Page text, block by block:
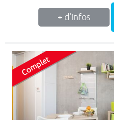
+ d'infos